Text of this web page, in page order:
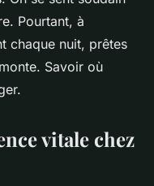
Pourtant, à
chaque nuit, prêtes
Savoir où
vitale chez